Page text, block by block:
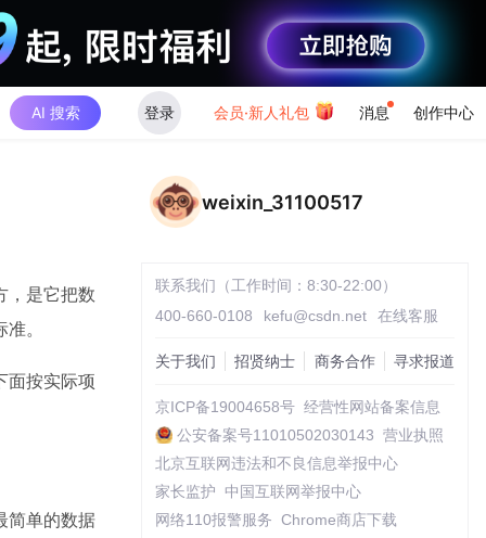
AI 搜索 登录 会员·新人礼包 消息 创作中心
，是它把数
。
面按实际项
简单的数据
weixin_31100517
联系我们（工作时间：8:30-22:00）
400-660-0108
kefu@csdn.net 在线客服
关于我们 招贤纳士 商务合作 寻求报道
京ICP备19004658号 经营性网站备案信息
公安备案号11010502030143 营业执照
北京互联网违法和不良信息举报中心
家长监护
中国互联网举报中心
网络110报警服务 Chrome商店下载